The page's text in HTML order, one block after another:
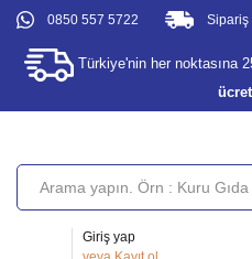
0850 557 5722
Türkiye'nin her noktasına
Sipariş
Giriş yap